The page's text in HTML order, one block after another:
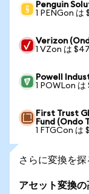
Penguin
1 PENGon は
Verizon
1 VZon は
Powell
1 POWLon は
First Trust
Fund (Ondo
1 FTGCon は
さらに変換を探
アセット変換